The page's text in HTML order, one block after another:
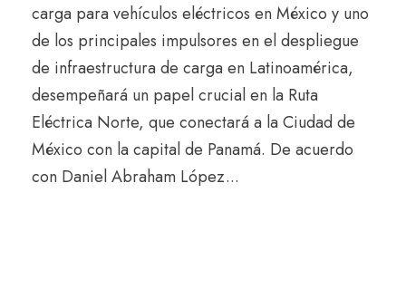
carga para vehículos eléctricos en México y uno
de los principales impulsores en el despliegue
de infraestructura de carga en Latinoamérica,
desempeñará un papel crucial en la Ruta
Eléctrica Norte, que conectará a la Ciudad de
México con la capital de Panamá. De acuerdo
con Daniel Abraham López...